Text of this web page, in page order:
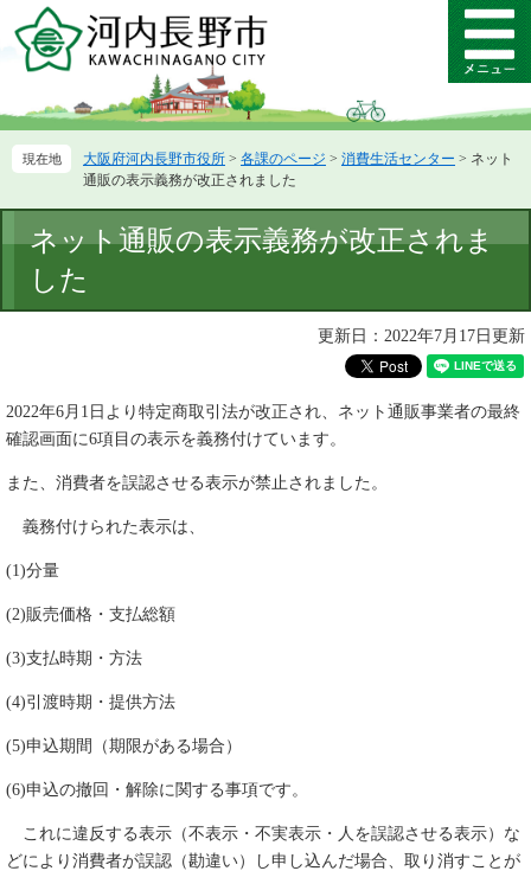
ー
先
ニ
を
て
メ
ニ
ー
大阪府河内長野市役所 > 各課のページ > 消費生活センター > ネット
通販の表示義務が改正されました
文
ネット通販の表示義務が改正されま
した
更新日：2022年7月17日更新
2022年6月1日より特定商取引法が改正され、ネット通販事業者の最終
確認画面に6項目の表示を義務付けています。
また、消費者を誤認させる表示が禁止されました。
義務付けられた表示は、
(1)分量
(2)販売価格・支払総額
(3)支払時期・方法
(4)引渡時期・提供方法
(5)申込期間（期限がある場合）
(6)申込の撤回・解除に関する事項です。
これに違反する表示（不表示・不実表示・人を誤認させる表示）な
どにより消費者が誤認（勘違い）し申し込んだ場合、取り消すことが